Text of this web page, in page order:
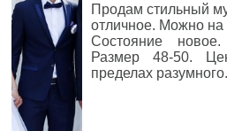
Продам стильный
отличное. Можно на
Состояние
Размер 48-50.
пределах разумного.